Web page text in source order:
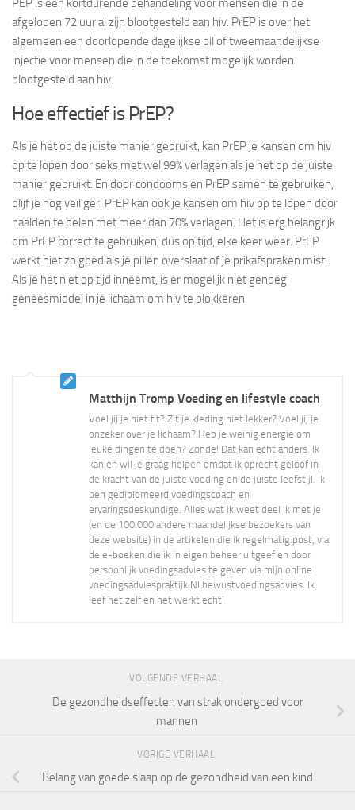
PEP is een kortdurende behandeling voor mensen die in de
afgelopen 72 uur al zijn blootgesteld aan hiv. PrEP is over het
algemeen een doorlopende dagelijkse pil of tweemaandelijkse
injectie voor mensen die in de toekomst mogelijk worden
blootgesteld aan hiv.
Hoe effectief is PrEP?
Als je het op de juiste manier gebruikt, kan PrEP je kansen om hiv
op te lopen door seks met wel 99% verlagen als je het op de juiste
manier gebruikt. En door condooms en PrEP samen te gebruiken,
blijf je nog veiliger. PrEP kan ook je kansen om hiv op te lopen door
naalden te delen met meer dan 70% verlagen. Het is erg belangrijk
om PrEP correct te gebruiken, dus op tijd, elke keer weer. PrEP
werkt niet zo goed als je pillen overslaat of je prikafspraken mist.
Als je het niet op tijd inneemt, is er mogelijk niet genoeg
geneesmiddel in je lichaam om hiv te blokkeren.
Matthijn Tromp Voeding en lifestyle coach
Voel jij je niet fit? Zit je kleding niet lekker? Voel jij je
onzeker over je lichaam? Heb je weinig energie om
leuke dingen te doen? Zonde! Dat kan echt anders. Ik
kan en wil je graag helpen omdat ik oprecht geloof in
de kracht van de juiste voeding en de juiste leefstijl. Ik
ben gediplomeerd voedingscoach en
ervaringsdeskundige. Alles wat ik weet deel ik met je
(en de 100.000 andere maandelijkse bezoekers van
deze website) in de artikelen die ik regelmatig post, via
de e-boeken die ik in eigen beheer uitgeef en door
persoonlijk voedingsadvies te geven via mijn online
voedingsadviespraktijk NLbewustvoedingsadvies. Ik
leef het zelf en het werkt echt!
VOLGENDE VERHAAL
De gezondheidseffecten van strak ondergoed voor
mannen
VORIGE VERHAAL
Belang van goede slaap op de gezondheid van een kind